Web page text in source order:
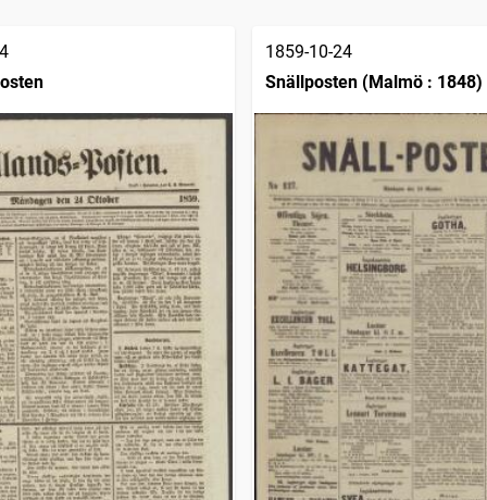
1859-10-24
Snällposten (Malmö : 1848)